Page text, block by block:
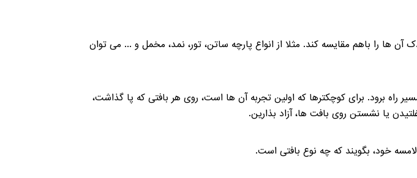
را باهم مقایسه کند. مثلا از انواع پارچه ساتن، تور، نمد، مخمل و ... می توان
راه برود. برای کوچکترها که اولین تجربه آن ها است، روی هر بافتی که پا گذاشت،
یا نشستن روی بافت ها، آزاد بذارین.
خود، بگویند که چه نوع بافتی است.